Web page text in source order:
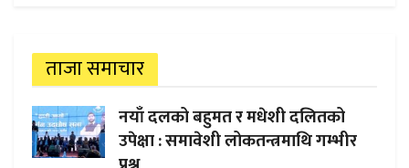
ताजा समाचार
नयाँ दलको बहुमत र मधेशी दलितको
उपेक्षा : समावेशी लोकतन्त्रमाथि गम्भीर